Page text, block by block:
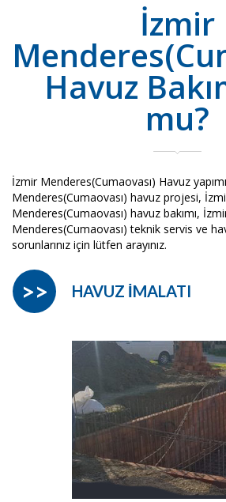
İzmir
Havuz
mu?
İzmir Menderes(Cumaovası) Havuz
Menderes(Cumaovası) havuz projesi,
Menderes(Cumaovası) havuz bakımı,
Menderes(Cumaovası) teknik servis ve
sorunlarınız için lütfen arayınız.
HAVUZ İMALATI
>>